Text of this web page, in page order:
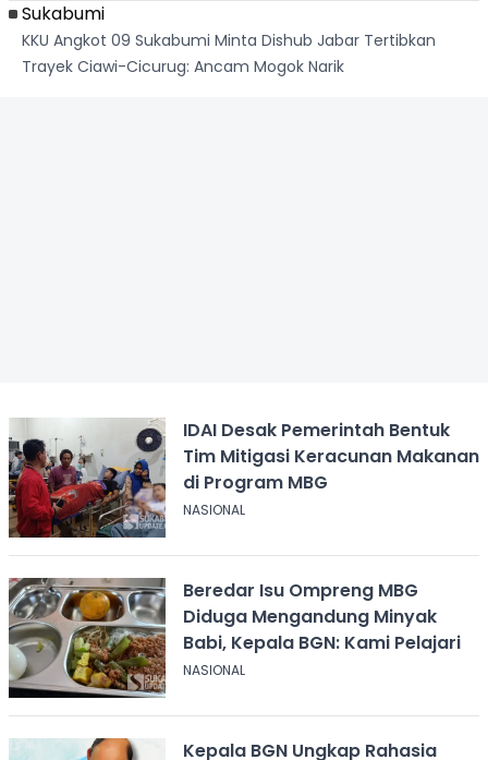
Sukabumi
KKU Angkot 09 Sukabumi Minta Dishub Jabar Tertibkan
Trayek Ciawi-Cicurug: Ancam Mogok Narik
IDAI Desak Pemerintah Bentuk
Tim Mitigasi Keracunan Makanan
di Program MBG
NASIONAL
Beredar Isu Ompreng MBG
Diduga Mengandung Minyak
Babi, Kepala BGN: Kami Pelajari
NASIONAL
Kepala BGN Ungkap Rahasia